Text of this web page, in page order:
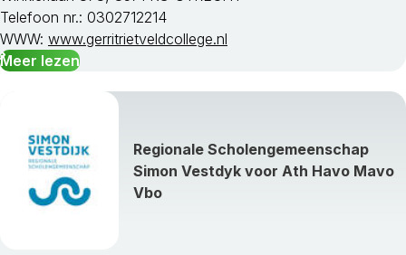
Telefoon nr.: 0302712214
WWW: www.gerritrietveldcollege.nl
Meer lezen
Regionale Scholengemeenschap
Simon Vestdyk voor Ath Havo Mavo
Vbo